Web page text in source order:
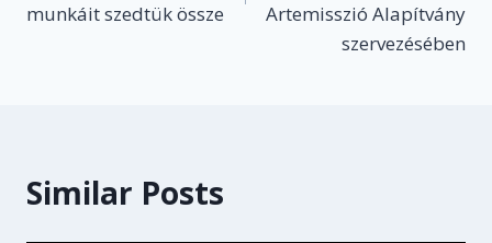
munkáit szedtük össze
Artemisszió Alapítvány
szervezésében
Similar Posts